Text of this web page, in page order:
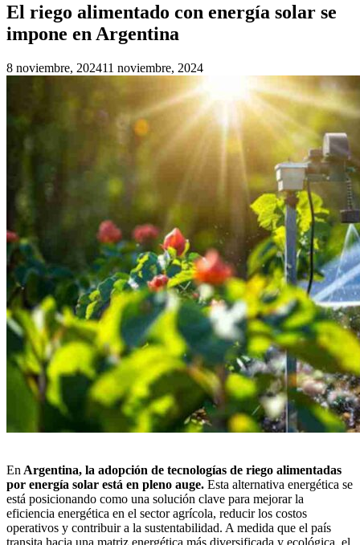
El riego alimentado con energía solar se
impone en Argentina
8 noviembre, 202411 noviembre, 2024
En Argentina, la adopción de tecnologías de riego alimentadas
por energía solar está en pleno auge. Esta alternativa energética se
está posicionando como una solución clave para mejorar la
eficiencia energética en el sector agrícola, reducir los costos
operativos y contribuir a la sustentabilidad. A medida que el país
transita hacia una matriz energética más diversificada y ecológica, el